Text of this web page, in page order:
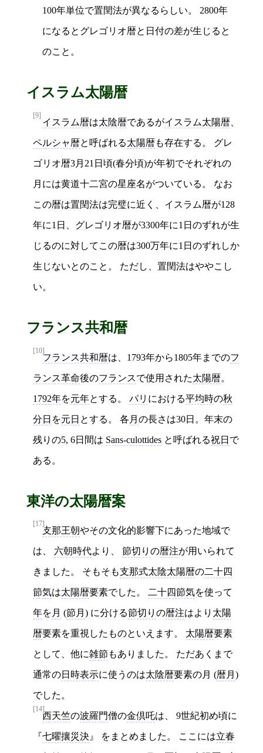
100年単位で置閏法が異なるらしい。 2800年
になるとグレゴリオ暦と日付の差が生じると
のこと。
イスラム太陽暦
[9]
イスラム暦は太陰暦であるがイスラム太陽暦
ペルシャ暦と呼ばれる太陽暦 も存在する。 グレ
ゴリオ暦3月21日頃(春分頃)が年初でそれぞれの
月には黄道十二宮の星座名がついている。 なお
この暦は置閏法は完璧に近く、イスラム暦が128
年に1日、グレゴリオ暦が3300年に1日のずれが生
じるのに対してこの暦は300万年に1日のずれしか
生じないとのこと。 ただし、置閏法はややこし
い。
フランス共和暦
[10]
フランス共和暦は、1793年から1805年までのフ
ランス革命後のフランスで使用された太陽暦。
1792年を元年とする。 パリ における平均時の秋
分日 を元日 とする。 各 月 の長さは30日。年末の
残りの5, 6日間は Sans-culottides と呼ばれる祝日 で
ある。
東洋の太陽暦案
[17]
支那王朝やその文化的影響下にあった地域で
は、 六朝時代より、 節切り の暦注が用いられて
きました。 そもそも支那式太陰太陽暦の二十四
節気は太陽暦要素でした。 二十四節気を使って
年を月 (節月 ) に分ける節切り の暦注はより 太陽
暦要素を重視したものといえます。 太陽暦要素
として、他に雑節 もありました。 ただあくまで
通常の日時表示に使うのは太陰暦要素の月 (暦月 )
でした。
[14]
西天竺の波羅門僧の金倶吒は、 9世紀初め頃に
七曜攘災決 をまとめました。 ここには立春